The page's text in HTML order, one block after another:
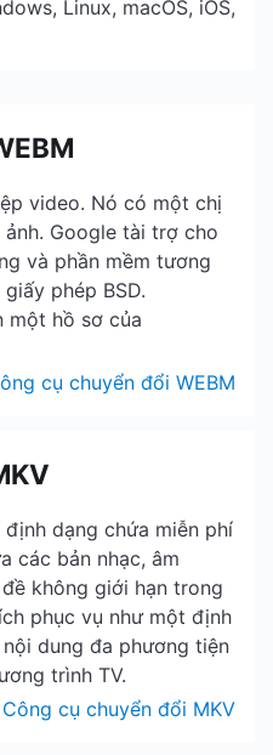
Linux, macOS, iOS,
video. Nó có một chị
ảnh. Google tài trợ cho
và phần mềm tương
phép BSD.
một hồ sơ của
cụ chuyển đổi WEBM
định dạng chứa miễn phí
các bản nhạc, âm
không giới hạn trong
phục vụ như một định
dung đa phương tiện
trình TV.
Công cụ chuyển đổi MKV